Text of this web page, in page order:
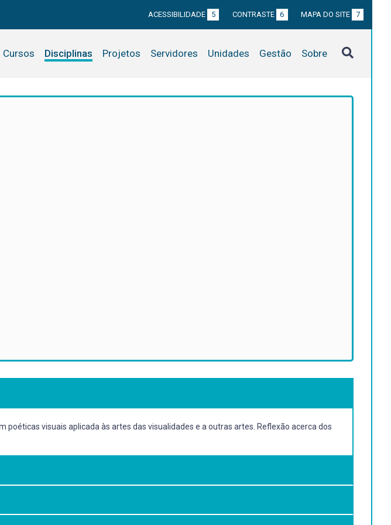
ACESSIBILIDADE 5 CONTRASTE 6 MAPA DO SITE 7
Cursos Disciplinas Projetos Servidores Unidades Gestão Sobre
visuais aplicada às artes das visualidades e a outras artes. Reflexão acerca dos